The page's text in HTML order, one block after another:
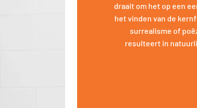
draait om het op een
het vinden van de
surrealisme of
resulteert in